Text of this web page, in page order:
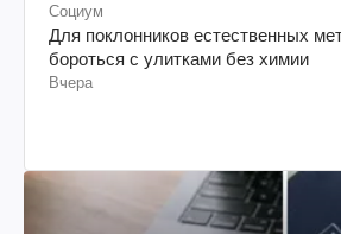
Социум
Для поклонников естественных
бороться с улитками без химии
Вчера